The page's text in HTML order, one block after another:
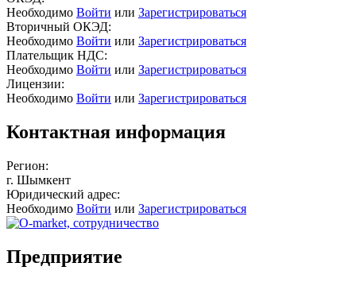
Необходимо Войти или Зарегистрироваться
Вторичный ОКЭД:
Необходимо Войти или Зарегистрироваться
Плательщик НДС:
Необходимо Войти или Зарегистрироваться
Лицензии:
Необходимо Войти или Зарегистрироваться
Контактная информация
Регион:
г. Шымкент
Юридический адрес:
Необходимо Войти или Зарегистрироваться
Предприятие